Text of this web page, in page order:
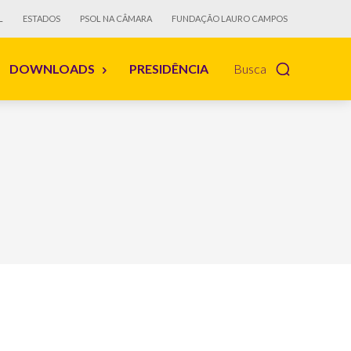
ESTADOS PSOL NA CÂMARA FUNDAÇÃO LAURO CAMPOS
Busca
DOWNLOADS PRESIDÊNCIA